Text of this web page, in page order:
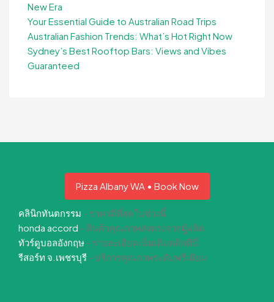
New Era
Your Essential Guide to Australian Road Trips
Australian Fashion Trends: What’s Hot Right Now
Sydney’s Best Rooftop Bars: Views and Vibes
Guaranteed
Pizza Albany WA • Book Now
คลินิกทันตกรรม - ราคาดีที่สุดในช่วงนี้
honda accord - สินค้าคุณภาพส่งตรงจากผู้ผลิต
ทัวร์ดูบอลอังกฤษ - รายละเอียดเพิ่มเติมคลิกที่นี่
รีสอร์ท จ.เพชรบุรี - บริการคุณภาพระดับพรีเมียม